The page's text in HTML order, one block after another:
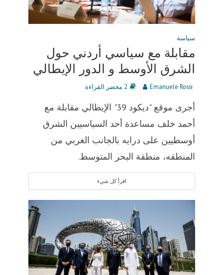
سياسة
مقابلة مع سياسي أردني حول
الشرق الأوسط و الدور الإيطالي
Emanuele Rossi 2 محضر القراءة
أجرى موقع "ديكود 39" الإيطالي مقابلة مع
أحمد خلف مساعدة أحد السياسيين الشرق
أوسطيين على درايه بالجانب الغربي من
المنطقه، منطقة البحر المتوسط.
اقرأ كل شيء